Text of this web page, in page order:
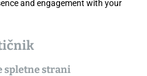
and engagement with your
spletne strani